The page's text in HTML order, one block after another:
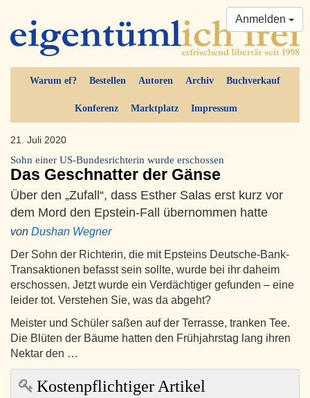
Warum ef? Bestellen Autoren Archiv Buchverkauf
Konferenz Marktplatz Impressum
Anmelden
21. Juli 2020
Sohn einer US-Bundesrichterin wurde erschossen
Das Geschnatter der Gänse
Über den „Zufall“, dass Esther Salas erst kurz vor
dem Mord den Epstein-Fall übernommen hatte
von Dushan Wegner
Der Sohn der Richterin, die mit Epsteins Deutsche-Bank-
Transaktionen befasst sein sollte, wurde bei ihr daheim
erschossen. Jetzt wurde ein Verdächtiger gefunden – eine
leider tot. Verstehen Sie, was da abgeht?
Meister und Schüler saßen auf der Terrasse, tranken Tee.
Die Blüten der Bäume hatten den Frühjahrstag lang ihren
Nektar den …
Kostenpflichtiger Artikel